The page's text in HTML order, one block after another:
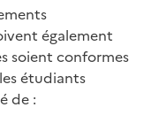
également
soient conformes
étudiants
de :